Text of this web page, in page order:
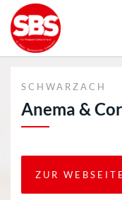
SCHWARZACH
Anema &
ZUR WEBSEITE